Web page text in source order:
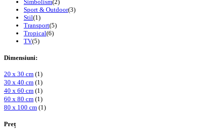
Simbolism(2)
Sport & Outdoor(3)
Stil(1)
Transport(5)
Tropical(6)
TV(5)
Dimensiuni:
20 x 30 cm (1)
30 x 40 cm (1)
40 x 60 cm (1)
60 x 80 cm (1)
80 x 100 cm (1)
Preț